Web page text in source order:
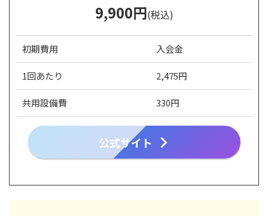
9,900円(税込)
初期費用 入会金
1回あたり 2,475円
共用設備費 330円
公式サイト